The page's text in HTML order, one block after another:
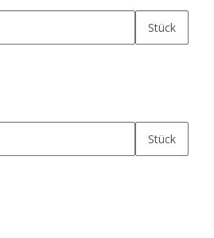
Stück
Stück